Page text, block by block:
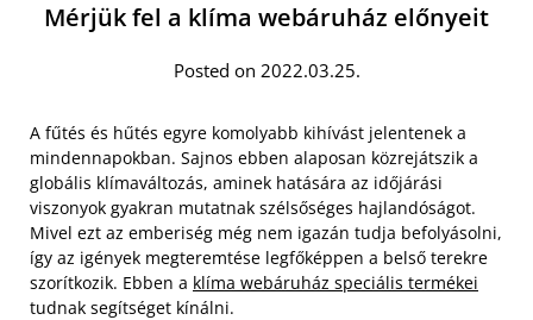
Mérjük fel a klíma webáruház előnyeit
Posted on 2022.03.25.
A fűtés és hűtés egyre komolyabb kihívást jelentenek a
mindennapokban. Sajnos ebben alaposan közrejátszik a
globális klímaváltozás, aminek hatására az időjárási
viszonyok gyakran mutatnak szélsőséges hajlandóságot.
Mivel ezt az emberiség még nem igazán tudja befolyásolni,
így az igények megteremtése legfőképpen a belső terekre
szorítkozik. Ebben a klíma webáruház speciális termékei
tudnak segítséget kínálni.